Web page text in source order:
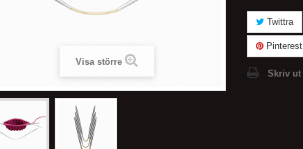
Visa större
Twittra
Pinterest
Skriv ut